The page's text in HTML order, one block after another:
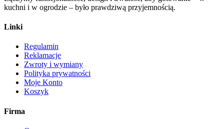
kuchni i w ogrodzie – było prawdziwą przyjemnością.
Linki
Regulamin
Reklamacje
Zwroty i wymiany
Polityka prywatności
Moje Konto
Koszyk
Firma